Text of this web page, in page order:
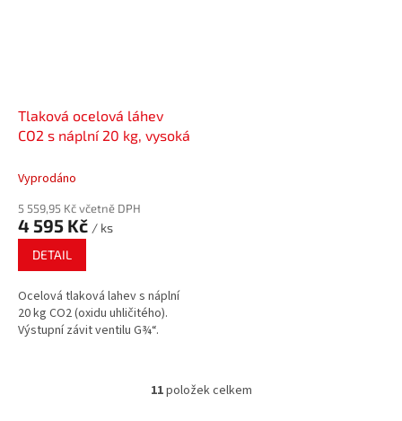
Tlaková ocelová láhev
CO2 s náplní 20 kg, vysoká
Vyprodáno
5 559,95 Kč včetně DPH
4 595 Kč / ks
DETAIL
Ocelová tlaková lahev s náplní
20 kg CO2 (oxidu uhličitého).
Výstupní závit ventilu G¾“.
O
11položek celkem